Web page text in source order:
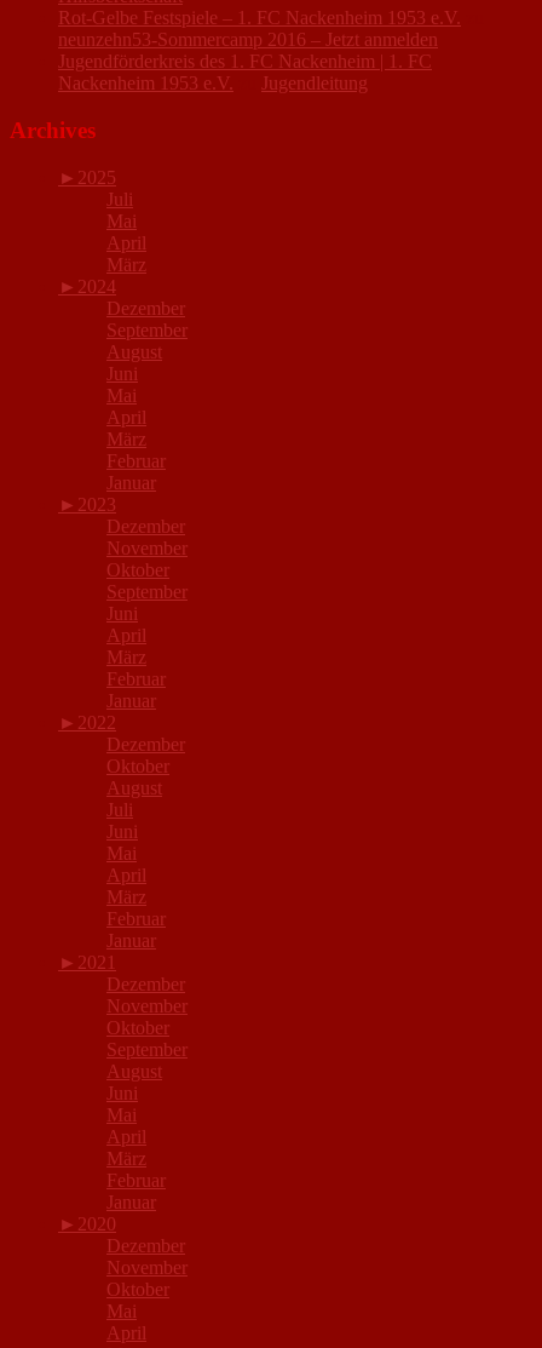
Rot-Gelbe Festspiele – 1. FC Nackenheim 1953 e.V.
neunzehn53-Sommercamp 2016 – Jetzt anmelden
Jugendförderkreis des 1. FC Nackenheim | 1. FC
Nackenheim 1953 e.V.
Jugendleitung
Archives
► 2025
Juli
Mai
April
März
► 2024
Dezember
September
August
Juni
Mai
April
März
Februar
Januar
► 2023
Dezember
November
Oktober
September
Juni
April
März
Februar
Januar
► 2022
Dezember
Oktober
August
Juli
Juni
Mai
April
März
Februar
Januar
► 2021
Dezember
November
Oktober
September
August
Juni
Mai
April
März
Februar
Januar
► 2020
Dezember
November
Oktober
Mai
April